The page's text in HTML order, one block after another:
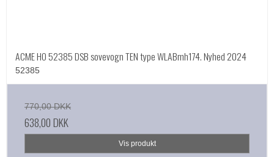
ACME HO 52385 DSB sovevogn TEN type WLABmh174. Nyhed 2024
52385
770,00 DKK
638,00 DKK
Vis produkt